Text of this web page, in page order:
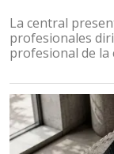
La central
profesionales
profesional de la